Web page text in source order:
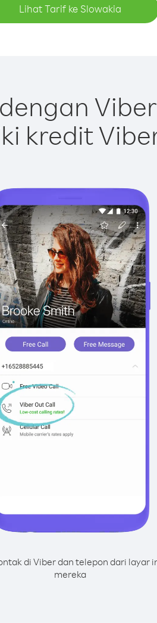
Lihat Tarif ke Slowakia
kredit
di Viber dan telepon dari layar
mereka